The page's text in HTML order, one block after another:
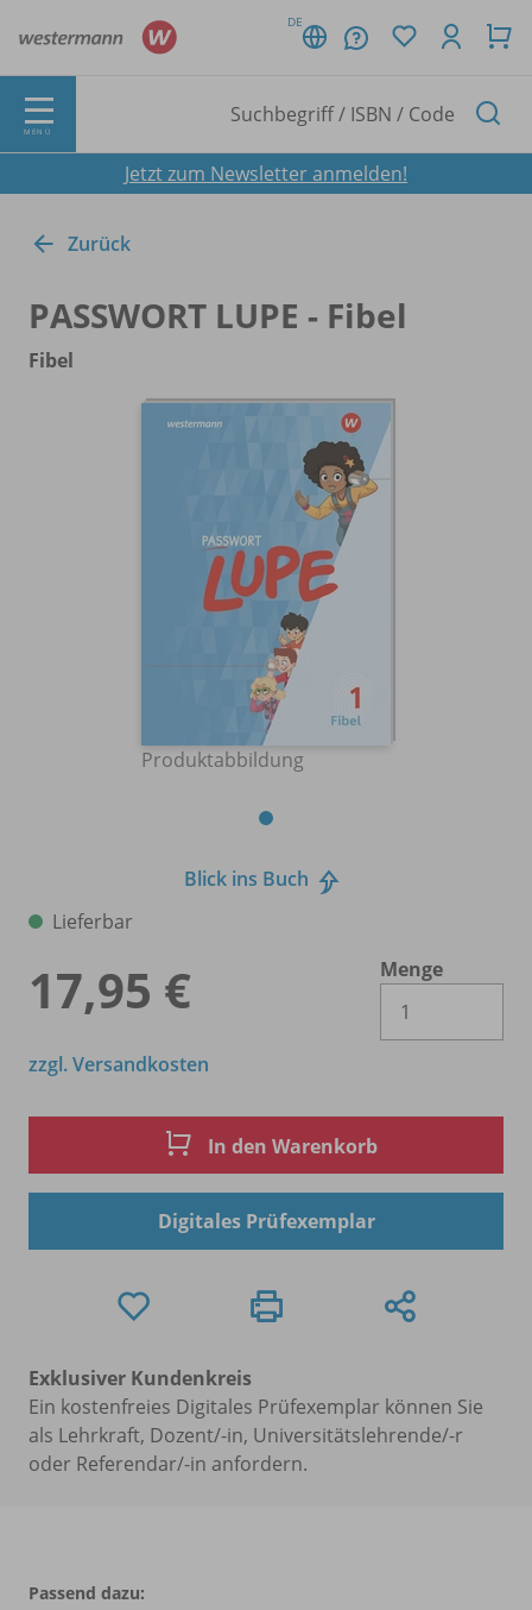
DE
MENÜ
Jetzt zum Newsletter anmelden!
Zurück
PASSWORT LUPE - Fibel
Fibel
Produktabbildung
Blick ins Buch
Lieferbar
17,95 €
Menge
zzgl. Versandkosten
In den Warenkorb
Digitales Prüfexemplar
Exklusiver Kundenkreis
Ein kostenfreies Digitales Prüfexemplar können Sie
als Lehrkraft, Dozent/-in, Universitätslehrende/-r
oder Referendar/-in anfordern.
Passend dazu: